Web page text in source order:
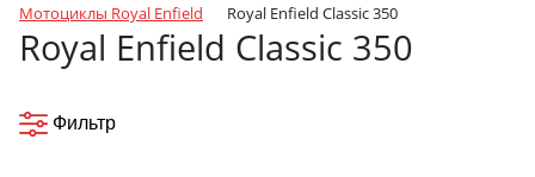
Мотоциклы Royal Enfield
Royal Enfield Classic 350
Royal Enfield Classic 350
Фильтр